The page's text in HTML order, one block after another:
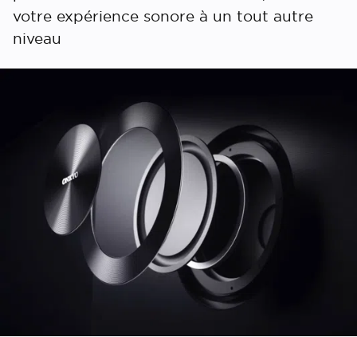
votre expérience sonore à un tout autre
niveau